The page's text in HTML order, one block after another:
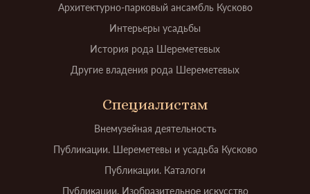
Архитектурно-парковый ансамбль Кусково
Интерьеры усадьбы
История рода Шереметевых
Другие владения рода Шереметевых
Специалистам
Внемузейная деятельность
Публикации. Шереметевы и усадьба Кусково
Публикации. Каталоги
Публикации. Изобразительное искусство